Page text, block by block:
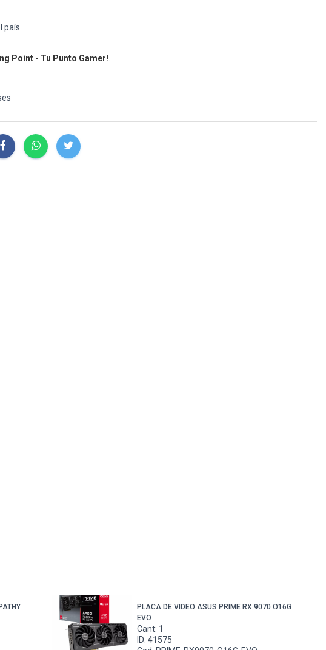
país
Point - Tu Punto Gamer!
PLACA DE VIDEO ASUS PRIME RX 9070 O16G
EVO
Cant: 1
ID: 41575